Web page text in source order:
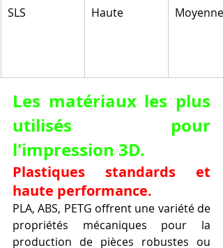
SLS Haute Moyenne
Les matériaux les plus
utilisés pour
l'impression 3D.
Plastiques standards et
haute performance.
PLA, ABS, PETG offrent une variété de
propriétés mécaniques pour la
production de pièces robustes ou